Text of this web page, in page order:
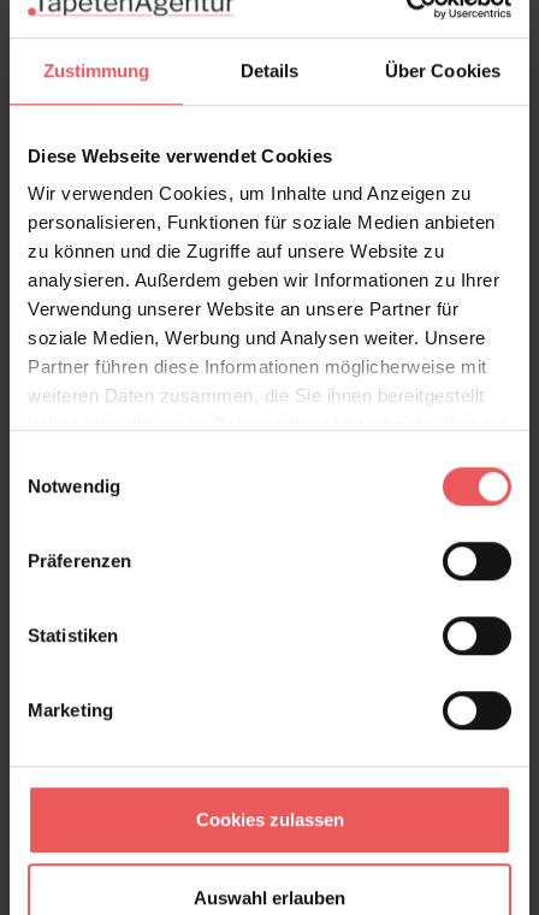
Zustimmung Details Über Cookies
Diese Webseite verwendet Cookies
Wir verwenden Cookies, um Inhalte und Anzeigen zu
personalisieren, Funktionen für soziale Medien anbieten
zu können und die Zugriffe auf unsere Website zu
analysieren. Außerdem geben wir Informationen zu Ihrer
Verwendung unserer Website an unsere Partner für
soziale Medien, Werbung und Analysen weiter. Unsere
Partner führen diese Informationen möglicherweise mit
weiteren Daten zusammen, die Sie ihnen bereitgestellt
Notwendig
Präferenzen
Statistiken
Marketing
Cookies zulassen
Auswahl erlauben